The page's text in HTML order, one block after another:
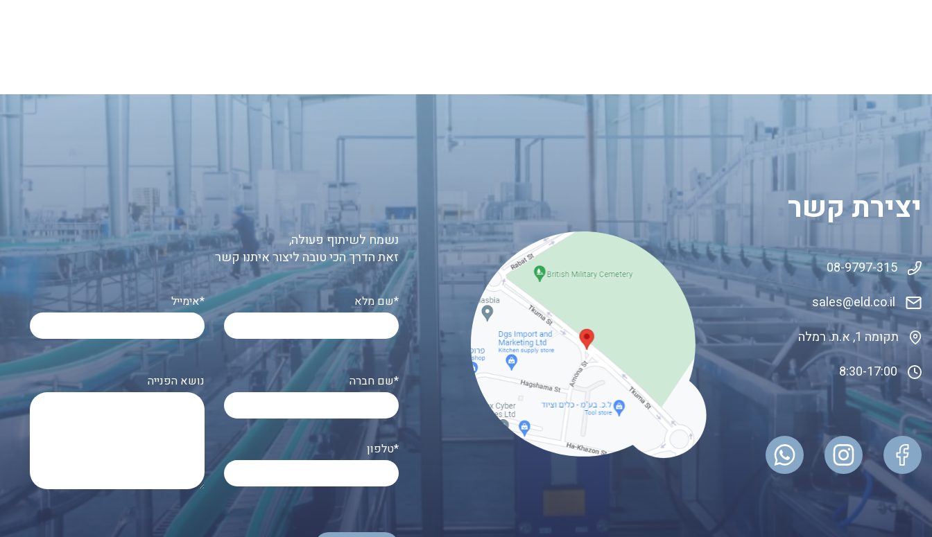
יצירת קשר
08-9797-315
sales@eld.co.il
תקומה 1, א.ת. רמלה
8:30-17:00
נשמח לשיתוף פעולה,
זאת הדרך הכי טובה ליצור איתנו קשר
אימייל* שם מלא*
נושא הפנייה שם חברה*
טלפון*